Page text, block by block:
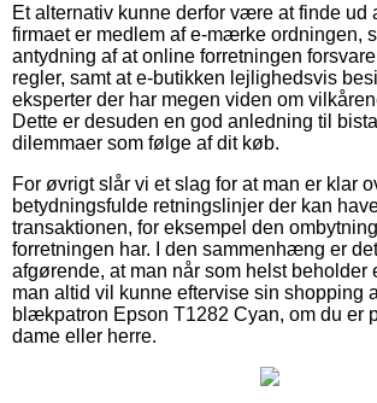
Et alternativ kunne derfor være at finde ud
firmaet er medlem af e-mærke ordningen,
antydning af at online forretningen
regler, samt at e-butikken lejlighedsvis
eksperter der har megen viden om
Dette er desuden en god anledning til
dilemmaer som følge af dit køb.
For øvrigt slår vi et slag for at man er klar
betydningsfulde retningslinjer der kan
transaktionen, for eksempel den
forretningen har. I den sammenhæng er
afgørende, at man når som helst beholder
man altid vil kunne eftervise sin shopping
blækpatron Epson T1282 Cyan, om du er
dame eller herre.